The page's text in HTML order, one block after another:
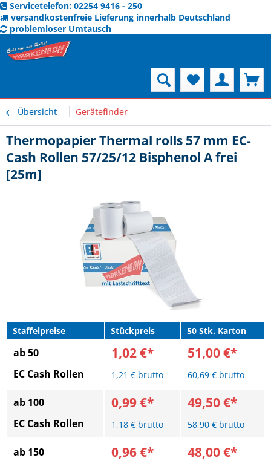
Servicetelefon: 02254 9416 - 250
versandkostenfreie Lieferung innerhalb Deutschland
problemloser Umtausch
Übersicht Gerätefinder
Thermopapier Thermal rolls 57 mm EC-
Cash Rollen 57/25/12 Bisphenol A frei
[25m]
Staffelpreise Stückpreis 50 Stk. Karton
ab 50
EC Cash Rollen
1,02 €*
1,21 € brutto
51,00 €*
60,69 € brutto
ab 100
EC Cash Rollen
0,99 €*
1,18 € brutto
49,50 €*
58,90 € brutto
ab 150
0,96 €* 48,00 €*